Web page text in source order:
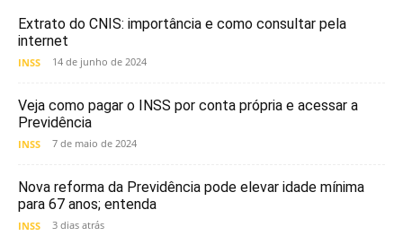
Extrato do CNIS: importância e como consultar pela
internet
INSS 14 de junho de 2024
Veja como pagar o INSS por conta própria e acessar a
Previdência
INSS 7 de maio de 2024
Nova reforma da Previdência pode elevar idade mínima
para 67 anos; entenda
INSS 3 dias atrás